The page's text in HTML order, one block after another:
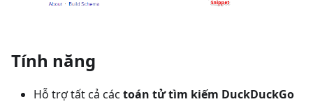
Tính năng
Hỗ trợ tất cả các toán tử tìm kiếm DuckDuckGo